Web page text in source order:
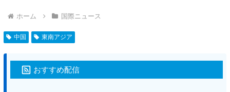
ホーム 国際ニュース
中国 東南アジア
おすすめ配信